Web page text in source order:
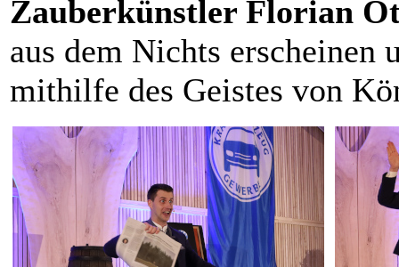
Zauberkünstler Florian
aus dem Nichts erscheinen
mithilfe des Geistes von